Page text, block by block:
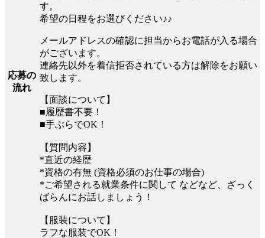
応募の
流れ
す。
希望の日程をお選びください♪♪
メールアドレスの確認に担当からお電話が入る場合
がございます。
連絡先以外を着信拒否されている方は解除をお願い
致します。
【面談について】
■履歴書不要！
■手ぶらでOK！
【質問内容】
*直近の経歴
*資格の有無 (資格必須のお仕事の場合)
*ご希望される就業条件に関して などなど、ざっく
ばらんにお話しましょう！
【服装について】
ラフな服装でOK！